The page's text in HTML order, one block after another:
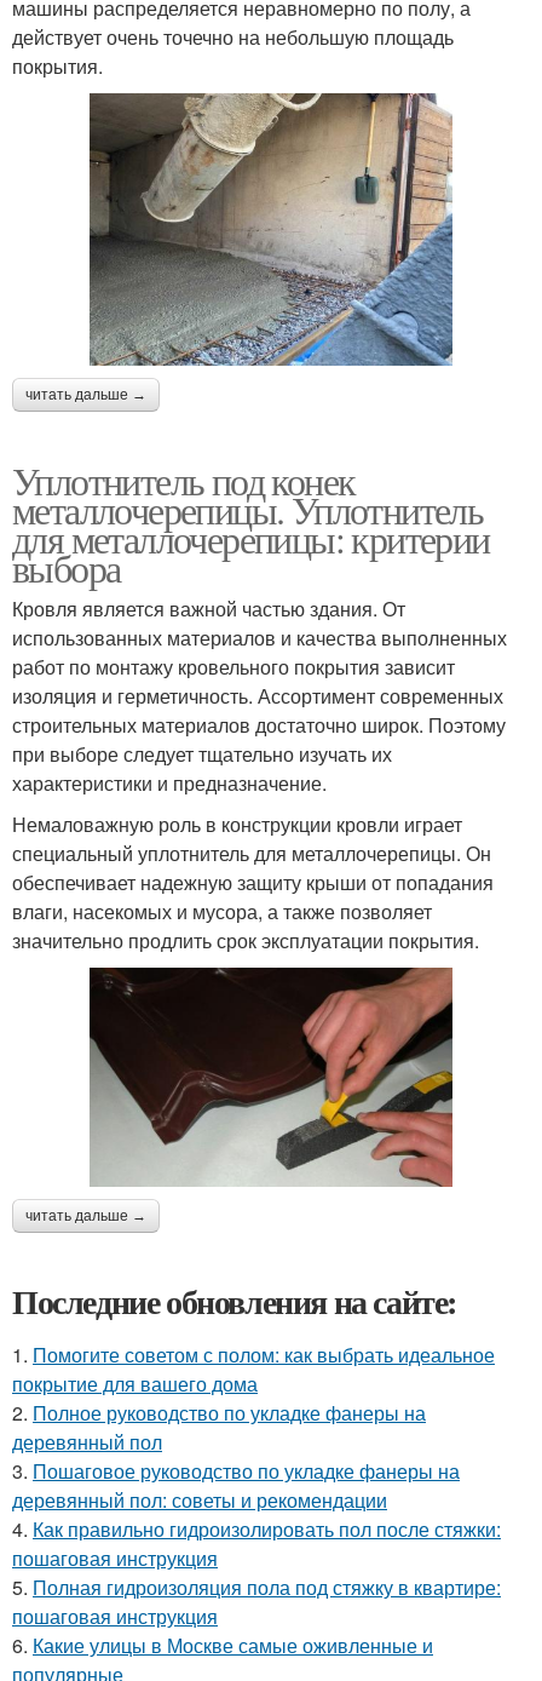
машины распределяется неравномерно по полу, а
действует очень точечно на небольшую площадь
покрытия.
читать дальше →
Уплотнитель под конек
металлочерепицы. Уплотнитель
для металлочерепицы: критерии
выбора
Кровля является важной частью здания. От
использованных материалов и качества выполненных
работ по монтажу кровельного покрытия зависит
изоляция и герметичность. Ассортимент современных
строительных материалов достаточно широк. Поэтому
при выборе следует тщательно изучать их
характеристики и предназначение.
Немаловажную роль в конструкции кровли играет
специальный уплотнитель для металлочерепицы. Он
обеспечивает надежную защиту крыши от попадания
влаги, насекомых и мусора, а также позволяет
значительно продлить срок эксплуатации покрытия.
читать дальше →
Последние обновления на сайте:
1. Помогите советом с полом: как выбрать идеальное
покрытие для вашего дома
2. Полное руководство по укладке фанеры на
деревянный пол
3. Пошаговое руководство по укладке фанеры на
деревянный пол: советы и рекомендации
4. Как правильно гидроизолировать пол после стяжки:
пошаговая инструкция
5. Полная гидроизоляция пола под стяжку в квартире:
пошаговая инструкция
6. Какие улицы в Москве самые оживленные и
популярные